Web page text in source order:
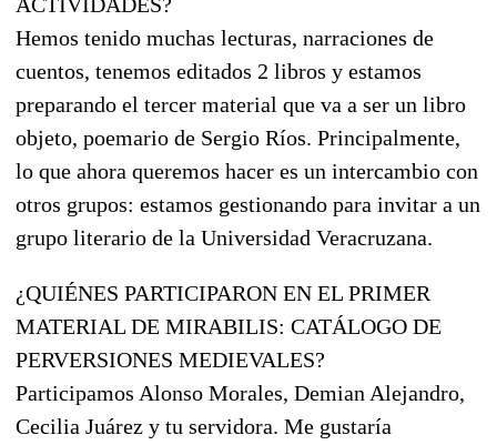
Hemos tenido muchas lecturas, narraciones de
cuentos, tenemos editados 2 libros y estamos
preparando el tercer material que va a ser un libro
objeto, poemario de Sergio Ríos. Principalmente,
lo que ahora queremos hacer es un intercambio con
otros grupos: estamos gestionando para invitar a un
grupo literario de la Universidad Veracruzana.
¿QUIÉNES PARTICIPARON EN EL PRIMER
MATERIAL DE MIRABILIS: CATÁLOGO DE
PERVERSIONES MEDIEVALES?
Participamos Alonso Morales, Demian Alejandro,
Cecilia Juárez y tu servidora. Me gustaría